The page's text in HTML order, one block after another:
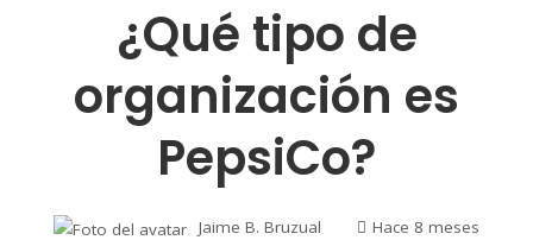
¿Qué tipo de
organización es
PepsiCo?
Jaime B. Bruzual Hace 8 meses